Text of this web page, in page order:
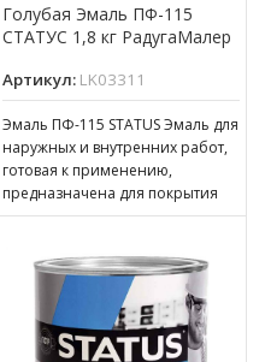
Голубая Эмаль ПФ-115
СТАТУС 1,8 кг РадугаМалер
Артикул: LK03311
Эмаль ПФ-115 STATUS Эмаль для
наружных и внутренних работ,
готовая к применению,
предназначена для покрытия
металлических, деревянных,